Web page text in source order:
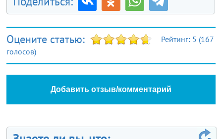
Оцените статью: Рейтинг: 5 (167
голосов)
Добавить отзыв/комментарий